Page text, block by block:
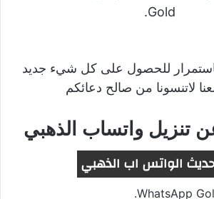
Gold.
باستمرار للحصول على كل شيء جديد
لاتنسونا من صالح دعائكم
تنزيل واتساب الذهبي
الواتس اب الذهبي